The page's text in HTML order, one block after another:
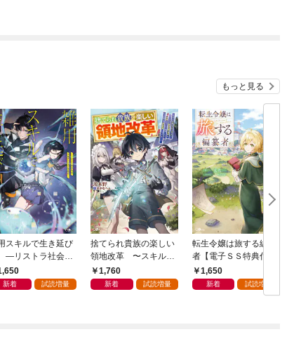
もっと見る
スキルで生き延び
リストラ社会人
ロダンジョン攻略
新着 試読増量
捨てられ貴族の楽しい
領地改革 〜スキル
【リサイクルショッ
プ】で捨てられた悪役
1,760
新着 試読増量
転生令嬢は旅する編纂
者【電子ＳＳ特典付
き】1,650
新着 試読増量